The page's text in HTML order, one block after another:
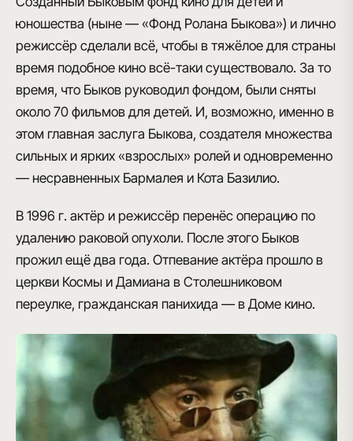
юношества (ныне — «Фонд Ролана Быкова») и лично
режиссёр сделали всё, чтобы в тяжёлое для страны
время подобное кино всё-таки существовало. За то
время, что Быков руководил фондом, были сняты
около 70 фильмов для детей. И, возможно, именно в
этом главная заслуга Быкова, создателя множества
сильных и ярких «взрослых» ролей и одновременно
— несравненных Бармалея и Кота Базилио.
В 1996 г. актёр и режиссёр перенёс операцию по
удалению раковой опухоли. После этого Быков
прожил ещё два года. Отпевание актёра прошло в
церкви Космы и Дамиана в Столешниковом
переулке, гражданская панихида — в Доме кино.